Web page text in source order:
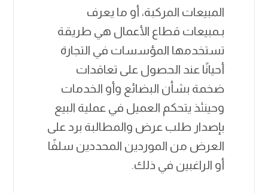
المبيعات المركبة، أو ما يعرف
بـمبيعات قطاع الأعمال هي طريقة
تستخدمها المؤسسات في التجارة
أحيانًا عند الحصول على تعاقدات
ضخمة بشأن البضائع وأو الخدمات
وحينئذ يتحكم العميل في عملية البيع
بإصدار طلب عرض والمطالبة برد على
العرض من الموردين المحددين سلفًا
أو الراغبين في ذلك.